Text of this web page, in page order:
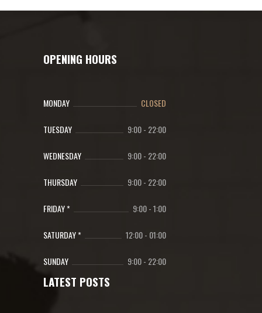
OPENING HOURS
MONDAY CLOSED
TUESDAY 9:00- 22:00
WEDNESDAY 9:00- 22:00
THURSDAY 9:00- 22:00
FRIDAY * 9:00-1:00
SATURDAY * 12:00- 01:00
SUNDAY 9:00- 22:00
LATEST POSTS